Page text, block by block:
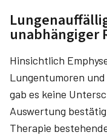
unabhängiger
Hinsichtlich
Lungentumoren
gab es keine
Auswertung
Therapie